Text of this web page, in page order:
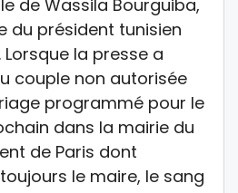
de Wassila Bourguiba,
du président tunisien
la presse a
couple non autorisée
programmé pour le
dans la mairie du
de Paris dont
le maire, le sang